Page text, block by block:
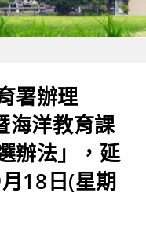
署辦理
海洋教育課
辦法」，延
18日(星期